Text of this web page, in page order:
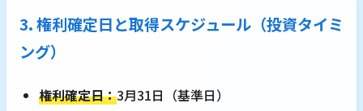
3. 権利確定日と取得スケジュール（投資タイミ
ング）
権利確定日：3月31日（基準日）